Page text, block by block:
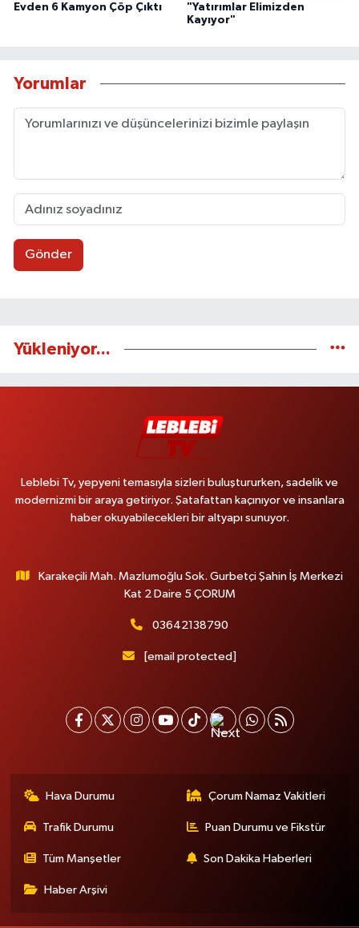
Evden 6 Kamyon Çöp Çıktı
"Yatırımlar Elimizden
Kayıyor"
Yorumlar
Gönder
Yükleniyor...
Leblebi Tv, yepyeni temasıyla sizleri buluştururken, sadelik ve
modernizmi bir araya getiriyor. Şatafattan kaçınıyor ve insanlara
haber okuyabilecekleri bir altyapı sunuyor.
Karakeçili Mah. Mazlumoğlu Sok. Gurbetçi Şahin İş Merkezi
Kat 2 Daire 5 ÇORUM
03642138790
[email protected]
Hava Durumu Çorum Namaz Vakitleri
Trafik Durumu Puan Durumu ve Fikstür
Tüm Manşetler Son Dakika Haberleri
Haber Arşivi